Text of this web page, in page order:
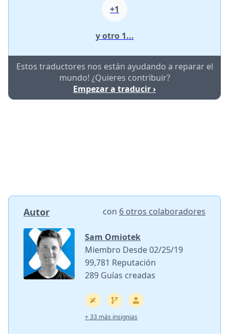
+1
y otro 1...
Estos traductores nos están ayudando a reparar el
mundo! ¿Quieres contribuir?
Empezar a traducir ›
Autor con 6 otros colaboradores
Sam Omiotek
Miembro Desde 02/25/19
99,781 Reputación
289 Guías creadas
+ 33 más insignias